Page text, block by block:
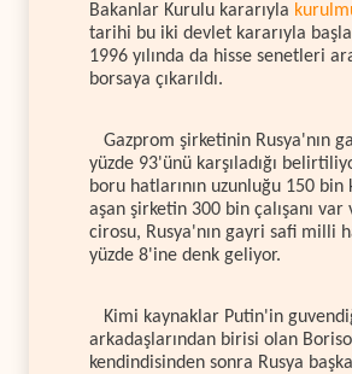
Bakanlar Kurulu kararıyla
tarihi bu iki devlet kararıyla
1996 yılında da hisse senetleri
borsaya çıkarıldı.
Gazprom şirketinin Rusya'nın
yüzde 93'ünü karşıladığı
boru hatlarının uzunluğu 150
aşan şirketin 300 bin çalışanı
cirosu, Rusya'nın gayri safi milli
yüzde 8'ine denk geliyor.
Kimi kaynaklar Putin'in
arkadaşlarından birisi olan
kendindisinden sonra Rusya